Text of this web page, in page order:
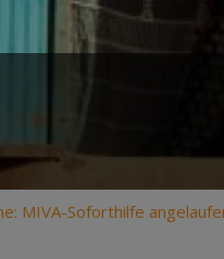
MIVA-Soforthilfe